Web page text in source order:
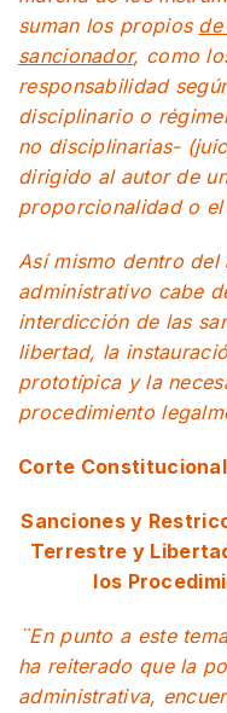
suman los propios
sancionador, como
responsabilidad
disciplinario o
no disciplinarias-
dirigido al autor de
proporcionalidad o
Así mismo dentro
administrativo cabe
interdicción de las
libertad, la
prototípica y la
procedimiento
Corte
Sanciones y
Terrestre y
los
¨En punto a este
ha reiterado que la
administrativa,